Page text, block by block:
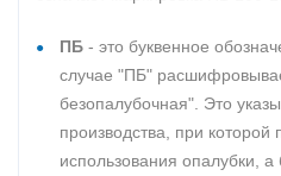
ПБ - это буквенное
случае "ПБ"
безопалубочная". Это
производства, при
использования опалубки,